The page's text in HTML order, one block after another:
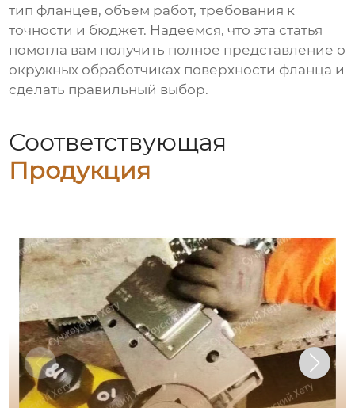
тип фланцев, объем работ, требования к
точности и бюджет. Надеемся, что эта статья
помогла вам получить полное представление о
окружных обработчиках поверхности фланца и
сделать правильный выбор.
Соответствующая
Продукция